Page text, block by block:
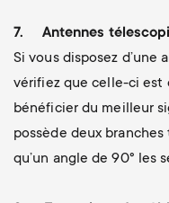
7.
Antennes
Si vous disposez
vérifiez que celle-ci est
bénéficier du meilleur
possède deux
qu’un angle de 90° les